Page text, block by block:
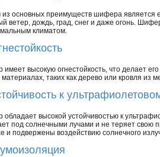
основных преимуществ шифера является
ветер, дождь, град, снег и даже огонь.
климатом.
высокую огнестойкость, что делает
материалах, таких как дерево или кровля
к
высокой устойчивостью к
под солнечными лучами и не теряет свою
и подвержены воздействию солнечного